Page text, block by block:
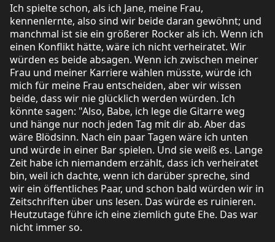
Ich spielte schon, als ich Jane, meine Frau,
kennenlernte, also sind wir beide daran gewöhnt; und
manchmal ist sie ein größerer Rocker als ich. Wenn ich
einen Konflikt hätte, wäre ich nicht verheiratet. Wir
würden es beide absagen. Wenn ich zwischen meiner
Frau und meiner Karriere wählen müsste, würde ich
mich für meine Frau entscheiden, aber wir wissen
beide, dass wir nie glücklich werden würden. Ich
könnte sagen: "Also, Babe, ich lege die Gitarre weg
und hänge nur noch jeden Tag mit dir ab. Aber das
wäre Blödsinn. Nach ein paar Tagen wäre ich unten
und würde in einer Bar spielen. Und sie weiß es. Lange
Zeit habe ich niemandem erzählt, dass ich verheiratet
bin, weil ich dachte, wenn ich darüber spreche, sind
wir ein öffentliches Paar, und schon bald würden wir in
Zeitschriften über uns lesen. Das würde es ruinieren.
Heutzutage führe ich eine ziemlich gute Ehe. Das war
nicht immer so.